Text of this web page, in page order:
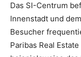
Das SI-Centrum
Innenstadt und
Besucher
Paribas Real